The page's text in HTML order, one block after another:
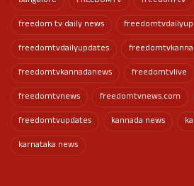
freedom tv daily news
freedomtvdailyupdates
freedomtvkannadanews
freedomtvlive
freedomtvnews
freedomtvnews.com
freedomtvupdates
kannada news
karnataka news